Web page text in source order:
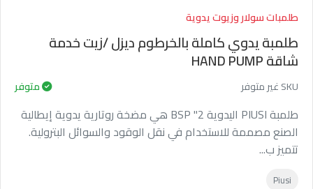
طلمبات سولار وزيوت يدوية
طلمبة يدوي كاملة بالخرطوم ديزل /زيت خدمة
شاقة HAND PUMP
SKU غير متوفر متوفر
طلمبة PIUSI اليدوية 2" BSP هي مضخة روتارية يدوية إيطالية
الصنع مصممة للاستخدام في نقل الوقود والسوائل البترولية.
تتميز ب...
Piusi